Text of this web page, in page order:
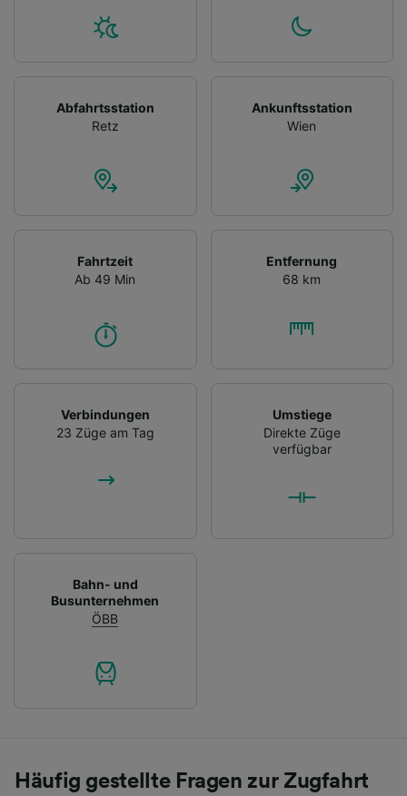
Abfahrtsstation
Retz
Ankunftsstation
Wien
Fahrtzeit
Ab 49 Min
Entfernung
68 km
Verbindungen
23 Züge am Tag
Umstiege
Direkte Züge
verfügbar
Bahn- und
Busunternehmen
ÖBB
Häufig gestellte Fragen zur Zugfahrt